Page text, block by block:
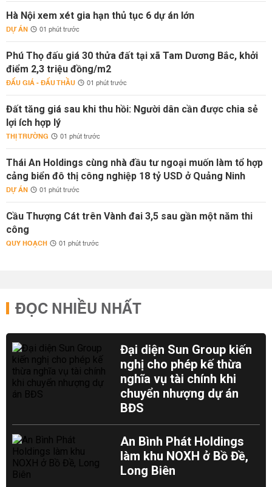
Hà Nội xem xét gia hạn thủ tục 6 dự án lớn
DỰ ÁN 01 phút trước
Phú Thọ đấu giá 30 thửa đất tại xã Tam Dương Bắc, khởi
điểm 2,3 triệu đồng/m2
ĐẤU GIÁ - ĐẤU THẦU 01 phút trước
Đất tăng giá sau khi thu hồi: Người dân cần được chia sẻ
lợi ích hợp lý
THỊ TRƯỜNG 01 phút trước
Thái An Holdings cùng nhà đầu tư ngoại muốn làm tổ hợp
cảng biển đô thị công nghiệp 18 tỷ USD ở Quảng Ninh
DỰ ÁN 01 phút trước
Cầu Thượng Cát trên Vành đai 3,5 sau gần một năm thi
công
QUY HOẠCH 01 phút trước
ĐỌC NHIỀU NHẤT
Đại diện Sun Group kiến
nghị cho phép kế thừa
nghĩa vụ tài chính khi
chuyển nhượng dự án
BĐS
An Bình Phát Holdings
làm khu NOXH ở Bồ Đề,
Long Biên